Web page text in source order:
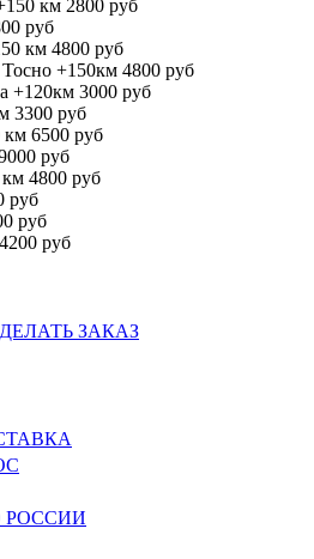
км 2800 руб
руб
км 4800 руб
+150км 4800 руб
+120км 3000 руб
3300 руб
км 6500 руб
руб
км 4800 руб
руб
руб
4200 руб
ЗАКАЗ
РОССИИ